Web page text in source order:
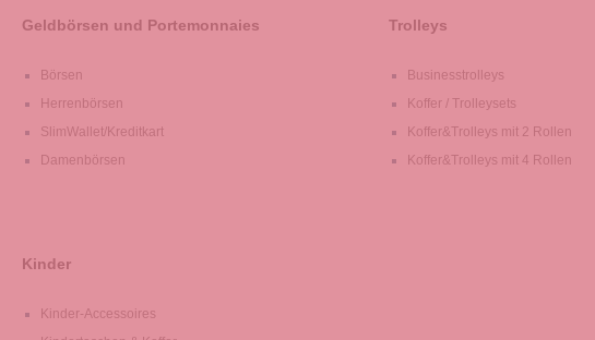
Geldbörsen und Portemonnaies
Börsen
Herrenbörsen
SlimWallet/Kreditkart
Damenbörsen
Trolleys
Businesstrolleys
Koffer / Trolleysets
Koffer&Trolleys mit 2 Rollen
Koffer&Trolleys mit 4 Rollen
Kinder
Kinder-Accessoires